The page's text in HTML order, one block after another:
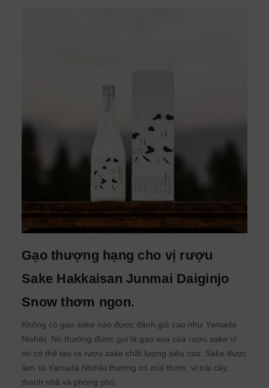
Gạo thượng hạng cho vị rượu
Sake Hakkaisan Junmai Daiginjo
Snow thơm ngon.
Không có gạo sake nào được đánh giá cao như Yamada
Nishiki. Nó thường được gọi là gạo vua của rượu sake vì
nó có thể tạo ra rượu sake chất lượng siêu cao. Sake được
làm từ Yamada Nishiki thường có mùi thơm, vị trái cây,
thanh nhã và phong phú.